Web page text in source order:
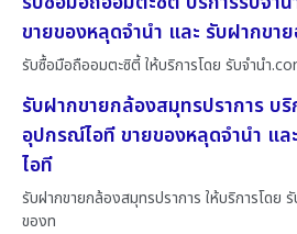
ขายของหลุดจำนำ และ รับฝากขา
รับซื้อมือถืออมตะซิตี้ ให้บริการโดย รับจํานํา
รับฝากขายกล้องสมุทรปราการ บริ
อุปกรณ์ไอที ขายของหลุดจำนำ แ
ไอที
รับฝากขายกล้องสมุทรปราการ ให้บริการโดย
ของท